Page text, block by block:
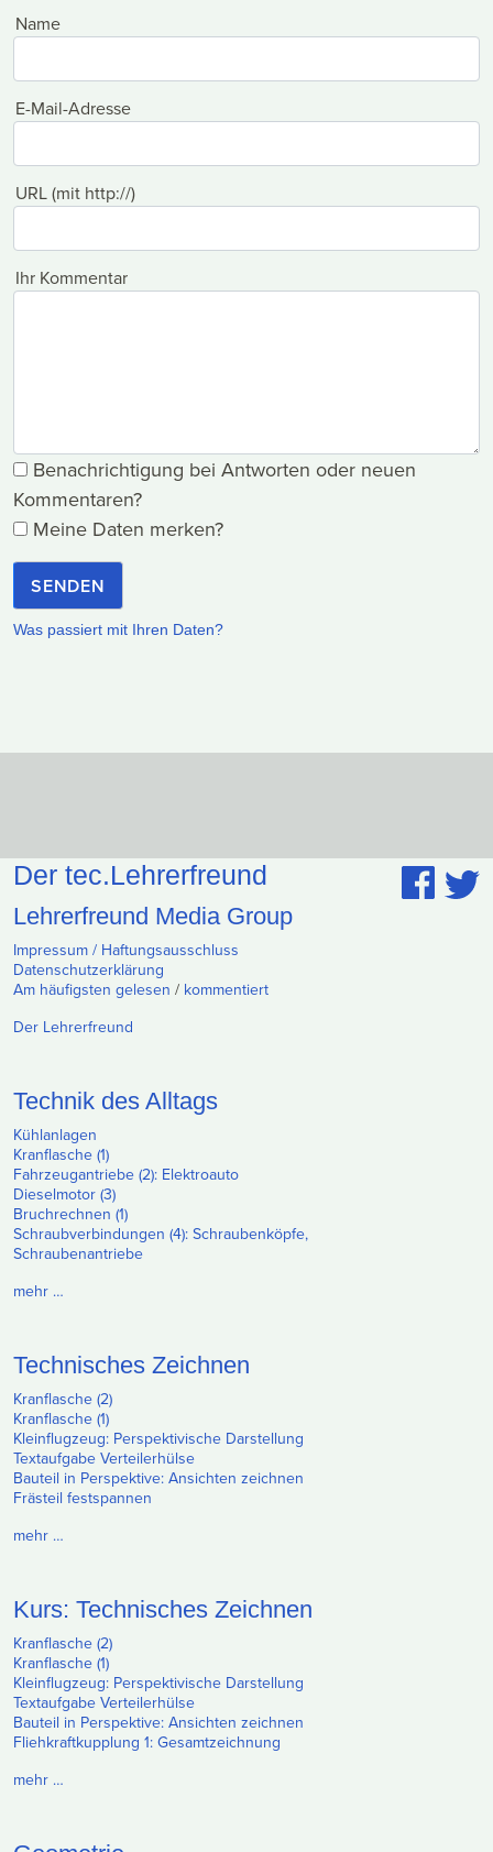
Name
E-Mail-Adresse
URL (mit http://)
Ihr Kommentar
Benachrichtigung bei Antworten oder neuen
Kommentaren?
Meine Daten merken?
SENDEN
Was passiert mit Ihren Daten?
Der tec.Lehrerfreund
Lehrerfreund Media Group
Impressum / Haftungsausschluss
Datenschutzerklärung
Am häufigsten gelesen / kommentiert
Der Lehrerfreund
Technik des Alltags
Kühlanlagen
Kranflasche (1)
Fahrzeugantriebe (2): Elektroauto
Dieselmotor (3)
Bruchrechnen (1)
Schraubverbindungen (4): Schraubenköpfe,
Schraubenantriebe
mehr …
Technisches Zeichnen
Kranflasche (2)
Kranflasche (1)
Kleinflugzeug: Perspektivische Darstellung
Textaufgabe Verteilerhülse
Bauteil in Perspektive: Ansichten zeichnen
Frästeil festspannen
mehr …
Kurs: Technisches Zeichnen
Kranflasche (2)
Kranflasche (1)
Kleinflugzeug: Perspektivische Darstellung
Textaufgabe Verteilerhülse
Bauteil in Perspektive: Ansichten zeichnen
Fliehkraftkupplung 1: Gesamtzeichnung
mehr …